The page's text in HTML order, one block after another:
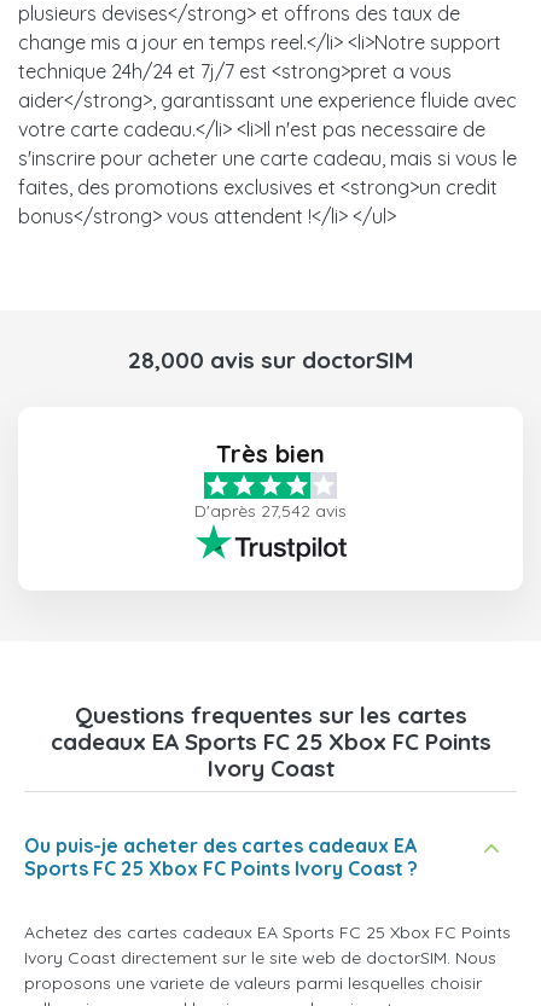
plusieurs devises</strong> et offrons des taux de
change mis a jour en temps reel.</li> <li>Notre support
technique 24h/24 et 7j/7 est <strong>pret a vous
aider</strong>, garantissant une experience fluide avec
votre carte cadeau.</li> <li>Il n'est pas necessaire de
s'inscrire pour acheter une carte cadeau, mais si vous le
faites, des promotions exclusives et <strong>un credit
bonus</strong> vous attendent !</li> </ul>
28,000 avis sur doctorSIM
Très bien
D'après 27,542 avis
Questions frequentes sur les cartes
cadeaux EA Sports FC 25 Xbox FC Points
Ivory Coast
Ou puis-je acheter des cartes cadeaux EA
Sports FC 25 Xbox FC Points Ivory Coast ?
Achetez des cartes cadeaux EA Sports FC 25 Xbox FC Points
Ivory Coast directement sur le site web de doctorSIM. Nous
proposons une variete de valeurs parmi lesquelles choisir